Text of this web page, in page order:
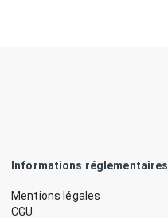
Informations réglementaires
Mentions légales
CGU